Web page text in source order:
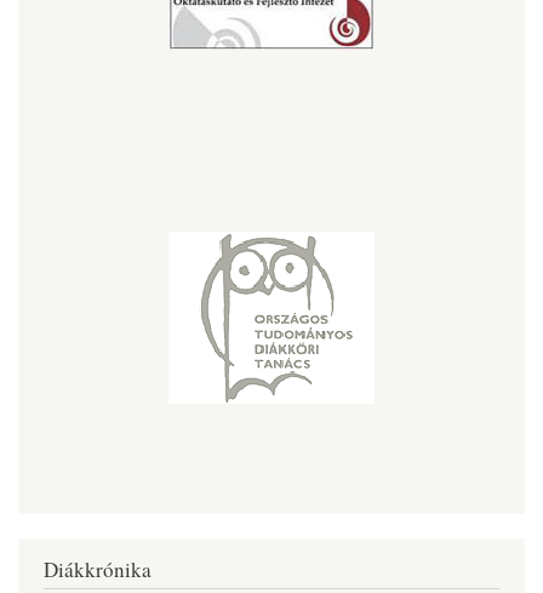
Diákkrónika